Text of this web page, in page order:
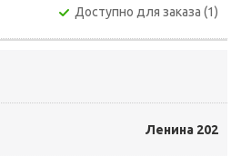
Доступно для заказа (1)
Ленина 202